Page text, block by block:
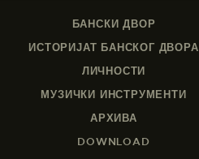
БАНСКИ ДВОР
ИСТОРИЈАТ БАНСКОГ ДВОРА
ЛИЧНОСТИ
МУЗИЧКИ ИНСТРУМЕНТИ
АРХИВА
DOWNLOAD